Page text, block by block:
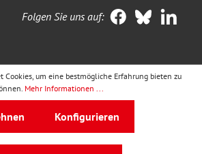
Folgen Sie uns auf:
Cookies, um eine bestmögliche Erfahrung bieten zu
Mehr Informationen ...
Konfigurieren